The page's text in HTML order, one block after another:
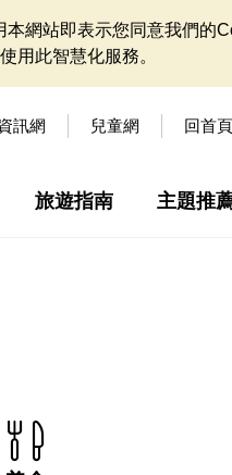
網站即表示您同意我們的
用此智慧化服務。
訊網 兒童網 回首頁
旅遊指南 主題推